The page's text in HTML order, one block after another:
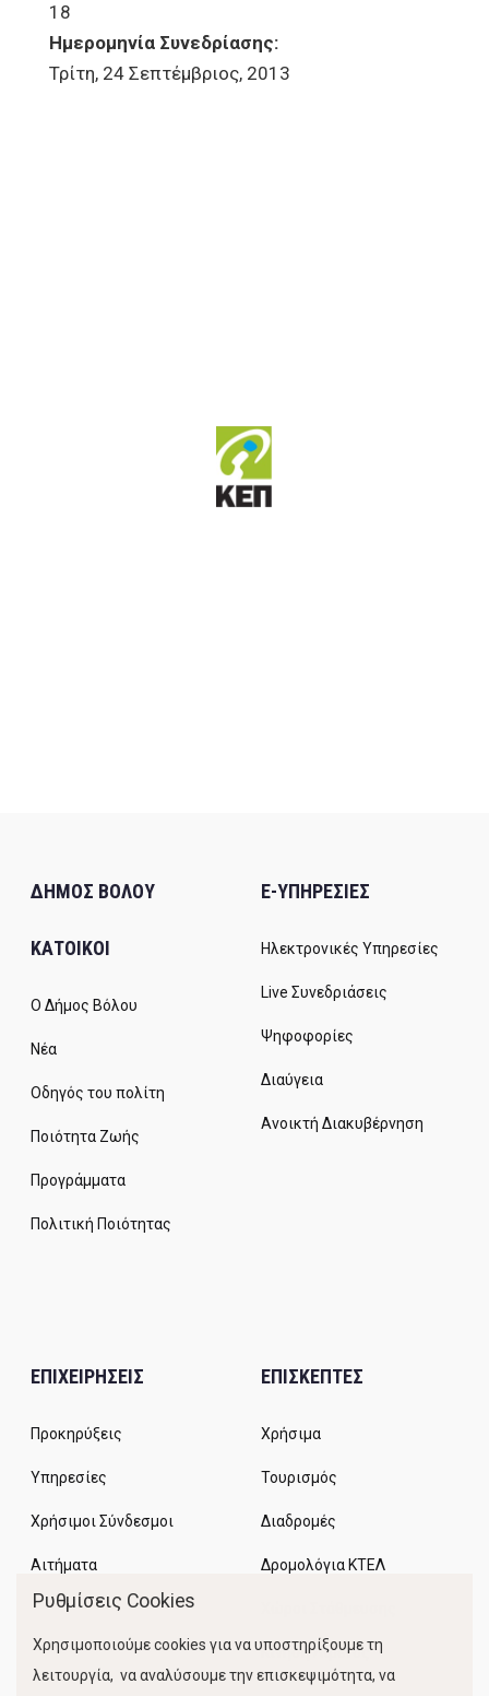
18
Ημερομηνία Συνεδρίασης:
Τρίτη, 24 Σεπτέμβριος, 2013
ΔΗΜΟΣ ΒΟΛΟΥ
ΚΑΤΟΙΚΟΙ
Ο Δήμος Βόλου
Νέα
Οδηγός του πολίτη
Ποιότητα Ζωής
Προγράμματα
Πολιτική Ποιότητας
E-ΥΠΗΡΕΣΙΕΣ
Ηλεκτρονικές Υπηρεσίες
Live Συνεδριάσεις
Ψηφοφορίες
Διαύγεια
Ανοικτή Διακυβέρνηση
ΕΠΙΧΕΙΡΗΣΕΙΣ
Προκηρύξεις
Υπηρεσίες
Χρήσιμοι Σύνδεσμοι
Αιτήματα
ΕΠΙΣΚΕΠΤΕΣ
Χρήσιμα
Τουρισμός
Διαδρομές
Δρομολόγια ΚΤΕΛ
Κίνηση Λιμένος
Ρυθμίσεις Cookies
Χρησιμοποιούμε cookies για να υποστηρίξουμε τη
λειτουργία, να αναλύσουμε την επισκεψιμότητα, να